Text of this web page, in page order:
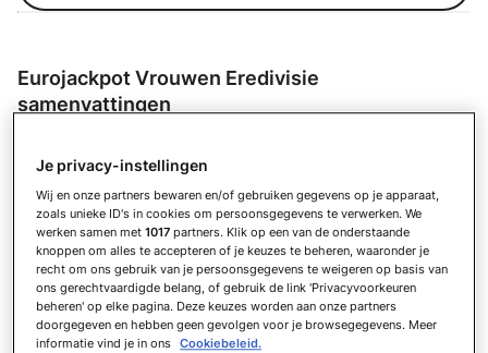
Eurojackpot Vrouwen Eredivisie
samenvattingen
FC Utrecht Vrouwen
Samenvatting FC Twente Vrouwen -
PSV Vrouwen
Vr 22 mei
Samenvatting Feyenoord Vrouwen -
NAC Breda Vrouwen
Vr 22 mei
Je privacy-instellingen
Wij en onze partners bewaren en/of gebruiken gegevens op je apparaat,
zoals unieke ID's in cookies om persoonsgegevens te verwerken. We
werken samen met1017 partners. Klik op een van de onderstaande
knoppen om alles te accepteren of je keuzes te beheren, waaronder je
recht om ons gebruik van je persoonsgegevens te weigeren op basis van
ons gerechtvaardigde belang, of gebruik de link 'Privacyvoorkeuren
beheren' op elke pagina. Deze keuzes worden aan onze partners
doorgegeven en hebben geen gevolgen voor je browsegegevens. Meer
informatie vind je in ons Cookiebeleid.